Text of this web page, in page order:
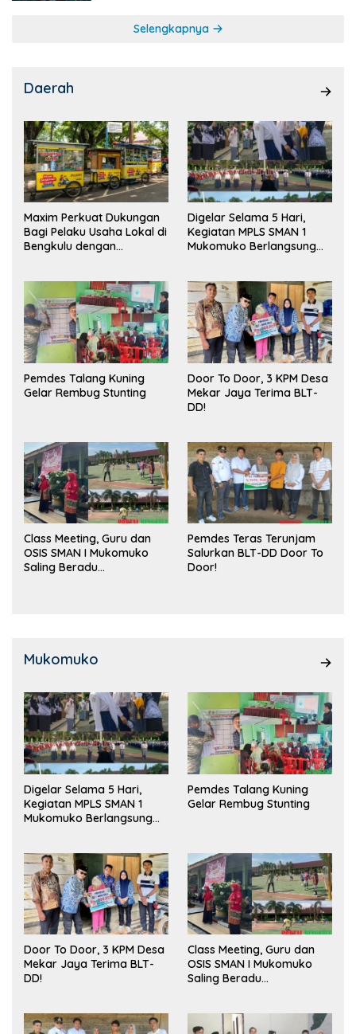
Selengkapnya
Daerah
Maxim Perkuat Dukungan
Bagi Pelaku Usaha Lokal di
Bengkulu dengan
Pasar
Digelar Selama 5 Hari,
Kegiatan MPLS SMAN 1
Mukomuko Berlangsung
Pemdes Talang Kuning
Gelar Rembug Stunting
Door To Door, 3 KPM Desa
Mekar Jaya Terima BLT-
DD!
Class Meeting, Guru dan
OSIS SMAN I Mukomuko
Saling Beradu
Pemdes Teras Terunjam
Salurkan BLT-DD Door To
Door!
Mukomuko
Digelar Selama 5 Hari,
Kegiatan MPLS SMAN 1
Mukomuko Berlangsung
Pemdes Talang Kuning
Gelar Rembug Stunting
Door To Door, 3 KPM Desa
Mekar Jaya Terima BLT-
DD!
Class Meeting, Guru dan
OSIS SMAN I Mukomuko
Saling Beradu